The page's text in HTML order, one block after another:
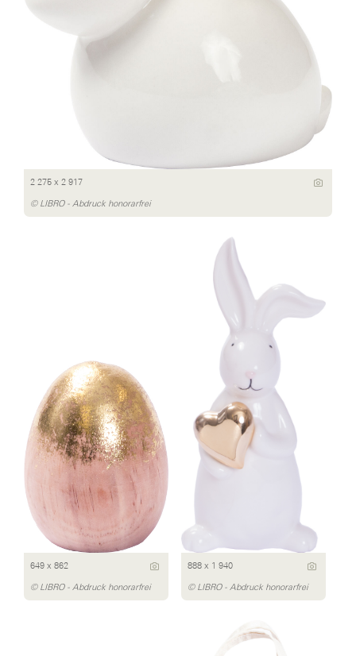
2 275 x 2 917
© LIBRO - Abdruck honorarfrei
649 x 862
© LIBRO - Abdruck honorarfrei
888 x 1 940
© LIBRO - Abdruck honorarfrei